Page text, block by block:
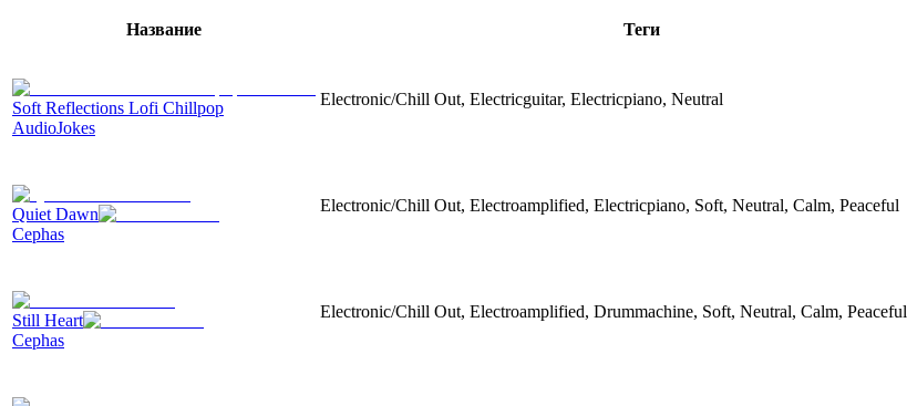
Название Теги
Soft Reflections Lofi Chillpop
AudioJokes
Electronic/Chill Out, Electricguitar, Electricpiano, Neutral
Quiet Dawn
Cephas
Electronic/Chill Out, Electroamplified, Electricpiano, Soft, Neutral, Calm, Peaceful
Still Heart
Cephas
Electronic/Chill Out, Electroamplified, Drummachine, Soft, Neutral, Calm, Peaceful